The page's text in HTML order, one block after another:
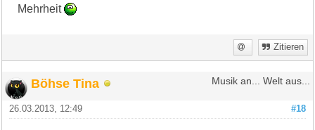
Mehrheit
Zitieren
Böhse Tina Musik an... Welt aus...
#18
26.03.2013, 12:49